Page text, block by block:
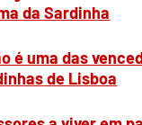
da Sardinha
é uma das
de Lisboa